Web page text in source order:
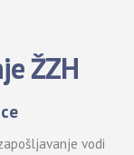
ŽZH
vodi